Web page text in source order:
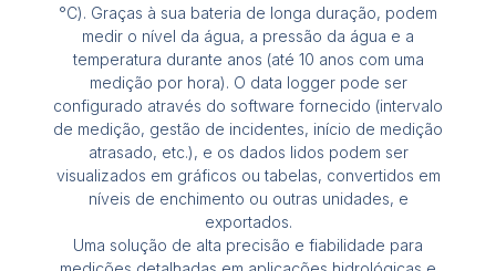
°C). Graças à sua bateria de longa duração, podem
medir o nível da água, a pressão da água e a
temperatura durante anos (até 10 anos com uma
medição por hora). O data logger pode ser
configurado através do software fornecido (intervalo
de medição, gestão de incidentes, início de medição
atrasado, etc.), e os dados lidos podem ser
visualizados em gráficos ou tabelas, convertidos em
níveis de enchimento ou outras unidades, e
exportados.
Uma solução de alta precisão e fiabilidade para